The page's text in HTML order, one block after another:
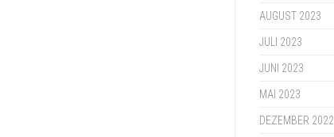
AUGUST 2023
JULI 2023
JUNI 2023
MAI 2023
DEZEMBER 2022